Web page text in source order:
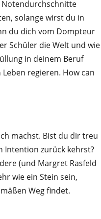
Notendurchschnitte
solange wirst du in
du dich vom Dompteur
Schüler die Welt und wie
in deinem Beruf
regieren. How can
machst. Bist du dir treu
Intention zurück kehrst?
(und Margret Rasfeld
wie ein Stein sein,
Weg findet.